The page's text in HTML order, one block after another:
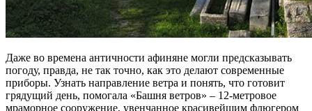
Даже во времена античности афиняне могли предсказывать
погоду, правда, не так точно, как это делают современные
приборы. Узнать направление ветра и понять, что готовит
грядущий день, помогала «Башня ветров» – 12-метровое
мраморное сооружение, увенчанное красивейшим флюгером